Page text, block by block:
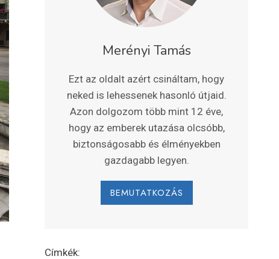
Merényi Tamás
Ezt az oldalt azért csináltam, hogy
neked is lehessenek hasonló útjaid.
Azon dolgozom több mint 12 éve,
hogy az emberek utazása olcsóbb,
biztonságosabb és élményekben
gazdagabb legyen.
BEMUTATKOZÁS
Címkék: